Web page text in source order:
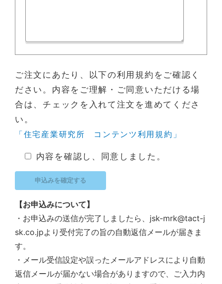
ご注文にあたり、以下の利用規約をご確認く
ださい。内容をご理解・ご同意いただける場
合は、チェックを入れて注文を進めてくださ
い。
「住宅産業研究所 コンテンツ利用規約」
内容を確認し、同意しました。
【お申込みについて】
・お申込みの送信が完了しましたら、jsk-mrk@tact-j
sk.co.jpより受付完了の旨の自動返信メールが届きま
す。
・メール受信設定や誤ったメールアドレスにより自動
返信メールが届かない場合がありますので、ご入力内